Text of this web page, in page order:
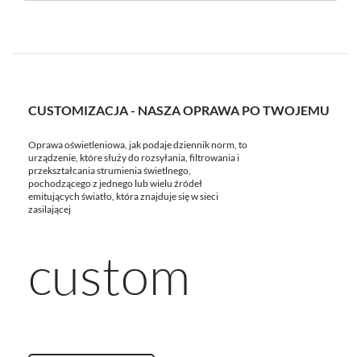
CUSTOMIZACJA - NASZA OPRAWA PO TWOJEMU
Oprawa oświetleniowa, jak podaje dziennik norm, to
urządzenie, które służy do rozsyłania, filtrowania i
przekształcania strumienia świetlnego,
pochodzącego z jednego lub wielu źródeł
emitujących światło, która znajduje się w sieci
zasilającej
custom